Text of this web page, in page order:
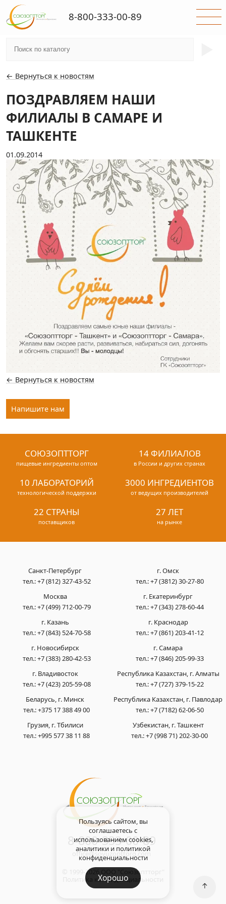
← Вернуться к новостям
ПОЗДРАВЛЯЕМ НАШИ
ФИЛИАЛЫ В САМАРЕ И
ТАШКЕНТЕ
01.09.2014
← Вернуться к новостям
Напишите нам
СОЮЗОПТТОРГ
пищевые ингредиенты оптом
14 ФИЛИАЛОВ
в России и других странах
10 ЛАБОРАТОРИЙ
технологической поддержки
3000 ИНГРЕДИЕНТОВ
от ведущих производителей
22 СТРАНЫ
поставщиков
27 ЛЕТ
на рынке
Санкт-Петербург
тел.:+7 (812) 327-43-52
Москва
тел.:+7 (499) 712-00-79
г. Казань
тел.:+7 (843) 524-70-58
г. Новосибирск
тел.:+7 (383) 280-42-53
г. Омск
тел.:+7 (3812) 30-27-80
г. Екатеринбург
тел.:+7 (343) 278-60-44
г. Краснодар
тел.:+7 (861) 203-41-12
г. Самара
тел.:+7 (846) 205-99-33
г. Владивосток
тел.:+7 (423) 205-59-08
Беларусь, г. Минск
тел.:+375 17 388 49 00
Грузия, г. Тбилиси
тел.:+995 577 38 11 88
Республика Казахстан, г. Алматы
тел.:+7 (727) 379-15-22
Республика Казахстан, г. Павлодар
тел.:+7 (7182) 62-06-50
Узбекистан, г. Ташкент
тел.:+7 (998 71) 202-30-00
8-800-333-00-89
office@soyuzopttorg.com
© 1999-2026 ООО "Союзоптторг"
Политика конфиденциальности
8-800-333-00-89
↑
Пользуясь сайтом, вы
соглашаетесь с
использованием cookies,
аналитики и политикой
конфиденциальности
Хорошо